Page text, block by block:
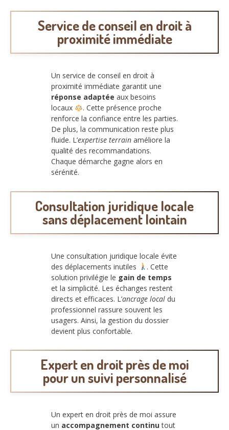
Service de conseil en droit à
proximité immédiate
Un service de conseil en droit à
proximité immédiate garantit une
réponse adaptée aux besoins
locaux
. Cette présence proche
renforce la confiance entre les parties.
De plus, la communication reste plus
fluide. L’expertise terrain améliore la
qualité des recommandations.
Chaque démarche gagne alors en
sérénité.
Consultation juridique locale
sans déplacement lointain
Une consultation juridique locale évite
des déplacements inutiles
. Cette
solution privilégie le gain de temps
et la simplicité. Les échanges restent
directs et efficaces. L’ancrage local du
professionnel rassure souvent les
usagers. Ainsi, la gestion du dossier
devient plus confortable.
Expert en droit près de moi
pour un suivi personnalisé
Un expert en droit près de moi assure
un accompagnement continutout